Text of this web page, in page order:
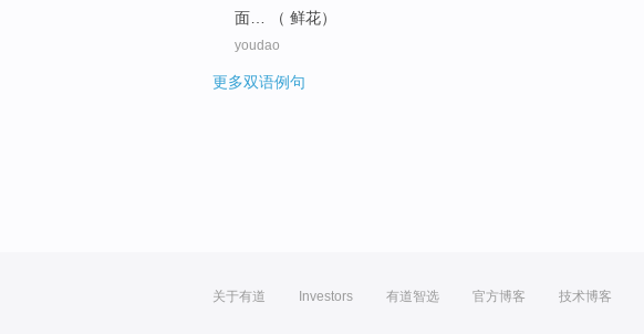
面 … （ 鲜花）
youdao
更多双语例句
关于有道 Investors 有道智选 官方博客 技术博客